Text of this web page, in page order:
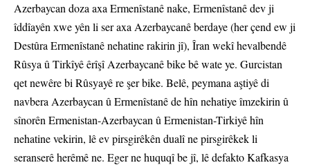
Azerbaycan doza axa Ermenîstanê nake, Ermenîstanê dev ji
îddîayên xwe yên li ser axa Azerbaycanê berdaye (her çend ew ji
Destûra Ermenîstanê nehatine rakirin jî), Îran wekî hevalbendê
Rûsya û Tirkîyê êrîşî Azerbaycanê bike bê wate ye. Gurcistan
qet newêre bi Rûsyayê re şer bike. Belê, peymana aştiyê di
navbera Azerbaycan û Ermenîstanê de hîn nehatiye îmzekirin û
sînorên Ermenistan-Azerbaycan û Ermenistan-Tirkiyê hîn
nehatine vekirin, lê ev pirsgirêkên dualî ne pirsgirêkek li
seranserê herêmê ne. Eger ne huquqî be jî, lê defakto Kafkasya